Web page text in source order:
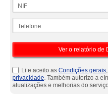
Li e aceito as Condições gerais,
privacidade. Também autorizo a
atualizações e melhorias do